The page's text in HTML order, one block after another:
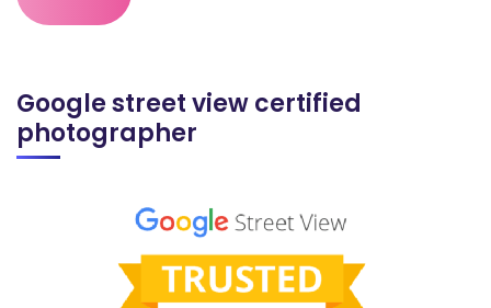
Google street view certified
photographer